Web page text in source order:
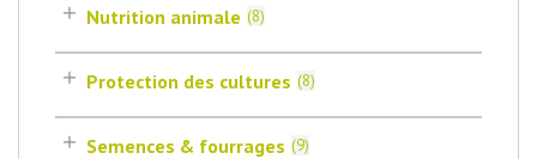
Nutrition animale (8)
Protection des cultures (8)
Semences & fourrages (9)